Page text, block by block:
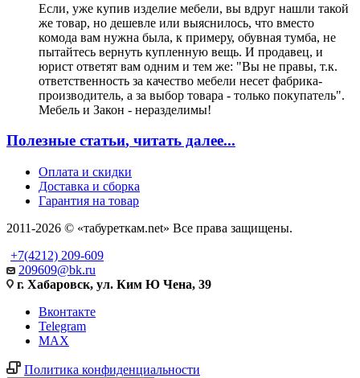
Если, уже купив изделие мебели, вы вдруг нашли такой
же товар, но дешевле или выяснилось, что вместо
комода вам нужна была, к примеру, обувная тумба, не
пытайтесь вернуть купленную вещь. И продавец, и
юрист ответят вам одним и тем же: "Вы не правы, т.к.
ответственность за качество мебели несет фабрика-
производитель, а за выбор товара - только покупатель".
Мебель и Закон - неразделимы!
Полезные статьи, читать далее...
Оплата и скидки
Доставка и сборка
Гарантия на товар
2011-2026 © «табуреткам.net» Все права защищены.
+7(4212) 209-609
209609@bk.ru
г. Хабаровск, ул. Ким Ю Чена, 39
Вконтакте
Telegram
MAX
Политика конфиденциальности